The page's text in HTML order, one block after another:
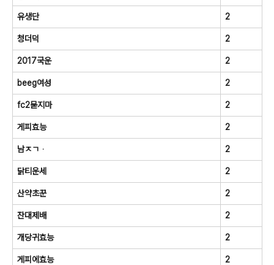
유생단 2
청더덕 2
2017국운 2
beeg여성 2
fc2묻지마 2
게피효능 2
남ㅈㄱᆞ 2
닭티운세 2
산약초꾼 2
잔대제배 2
개당귀효능 2
게피에효능 2